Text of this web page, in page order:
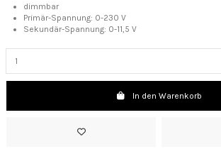
dimmbar
Primär-Spannung: 0-230 V
Sekundär-Spannung: 0-11,5 V
In den Warenkorb